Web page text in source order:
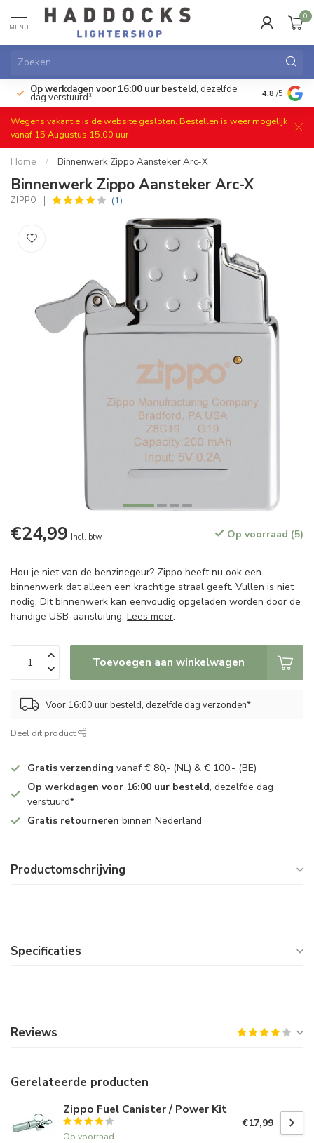
MENU
0
Op werkdagen voor 16:00 uur besteld, dezelfde
dag verstuurd* Gratis
4.8 /5
Wegens vakantie is de website gesloten. Bestellen is weer mogelijk
vanaf 15 Augustus 15.00 uur
Home / Binnenwerk Zippo Aansteker Arc-X
Binnenwerk Zippo Aansteker Arc-X
ZIPPO (1)
€24,99 Incl. btw Op voorraad (5)
Hou je niet van de benzinegeur? Zippo heeft nu ook een
binnenwerk dat alleen een krachtige straal geeft. Vullen is niet
nodig. Dit binnenwerk kan eenvoudig opgeladen worden door de
handige USB-aansluiting. Lees meer.
Toevoegen aan winkelwagen
Voor 16:00 uur besteld, dezelfde dag verzonden*
Deel dit product
Gratis verzending vanaf € 80,- (NL) & € 100,- (BE)
Op werkdagen voor 16:00 uur besteld, dezelfde dag
verstuurd*
Gratis retourneren binnen Nederland
Productomschrijving
Specificaties
Reviews
Gerelateerde producten
Zippo Fuel Canister / Power Kit
Op voorraad
€17,99